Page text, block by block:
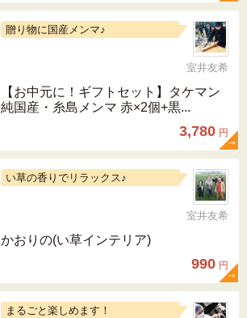
贈り物に国産メンマ♪
室井友希
【お中元に！ギフトセット】タケマン
純国産・糸島メンマ 赤×2個+黒...
3,780 円
い草の香りでリラックス♪
室井友希
かおりの(い草インテリア)
990 円
まるごと楽しめます！